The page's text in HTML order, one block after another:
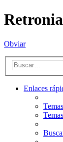
Retronia
Obviar
Enlaces